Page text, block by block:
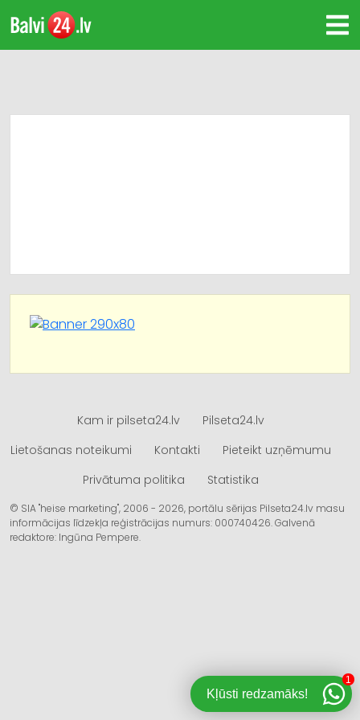
Kam ir pilseta24.lv
Pilseta24.lv
Lietošanas noteikumi
Kontakti
Pieteikt uzņēmumu
Privātuma politika
Statistika
© SIA "heise marketing", 2006 - 2026, portālu sērijas Pilseta24.lv masu
informācijas līdzekļa reģistrācijas numurs: 000740426. Galvenā
redaktore: Ingūna Pempere.
Kļūsti redzamāks!
1